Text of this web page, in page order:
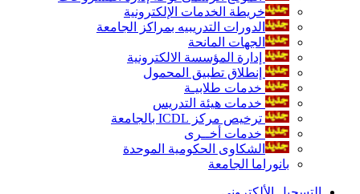
خريطة الخدمات الإلكترونية
الدورات التدريبيه بمراكز الجامعة
الجهات المانحة
إدارة المؤسسة الالكترونية
إنطلاق تطبيق المحمول
خدمات طلابيـة
خدمات هيئة التدريس
ترخيص مركز ICDL بالجامعة
خدمات أخــرى
الشكاوى الحكومية الموحدة
بانوراما الجامعة